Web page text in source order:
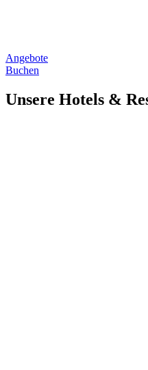
Angebote
Buchen
Unsere Hotels &